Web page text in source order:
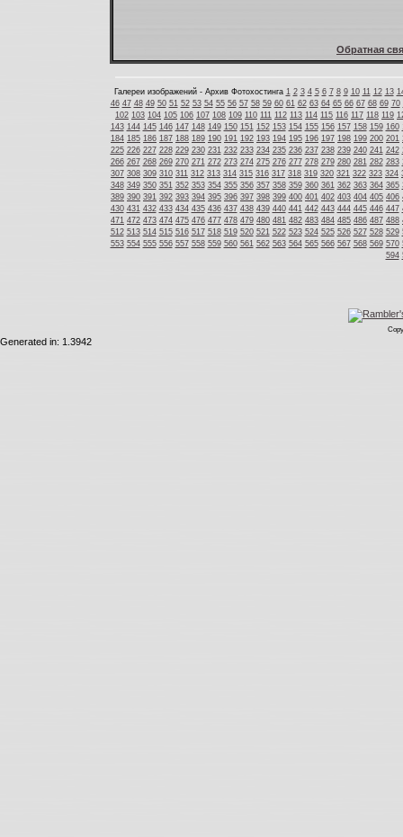
Обратная
Галереи изображений - Архив Фотохостинга 1 2 3 4 5 6 7 8 9 10 11 12 13
46 47 48 49 50 51 52 53 54 55 56 57 58 59 60 61 62 63 64 65 66 67 68 69 70
102 103 104 105 106 107 108 109 110 111 112 113 114 115 116 117 118 119
143 144 145 146 147 148 149 150 151 152 153 154 155 156 157 158 159 160
184 185 186 187 188 189 190 191 192 193 194 195 196 197 198 199 200 201
225 226 227 228 229 230 231 232 233 234 235 236 237 238 239 240 241 242
266 267 268 269 270 271 272 273 274 275 276 277 278 279 280 281 282 283
307 308 309 310 311 312 313 314 315 316 317 318 319 320 321 322 323 324
348 349 350 351 352 353 354 355 356 357 358 359 360 361 362 363 364 365
389 390 391 392 393 394 395 396 397 398 399 400 401 402 403 404 405 406
430 431 432 433 434 435 436 437 438 439 440 441 442 443 444 445 446 447
471 472 473 474 475 476 477 478 479 480 481 482 483 484 485 486 487 488
512 513 514 515 516 517 518 519 520 521 522 523 524 525 526 527 528 529
553 554 555 556 557 558 559 560 561 562 563 564 565 566 567 568 569 570
594
Generated in: 1.3942